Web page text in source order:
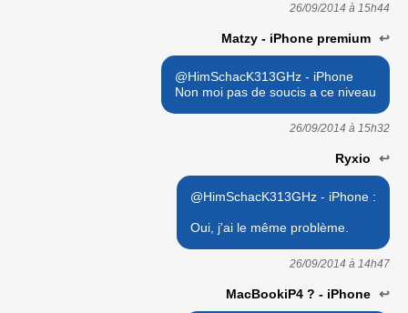
26/09/2014 à 15h44
Matzy - iPhone premium ↩
@HimSchacK313GHz - iPhone
Non moi pas de soucis a ce niveau
26/09/2014 à 15h32
Ryxio ↩
@HimSchacK313GHz - iPhone :
Oui, j'ai le même problème.
26/09/2014 à 14h47
MacBookiP4 ? - iPhone ↩